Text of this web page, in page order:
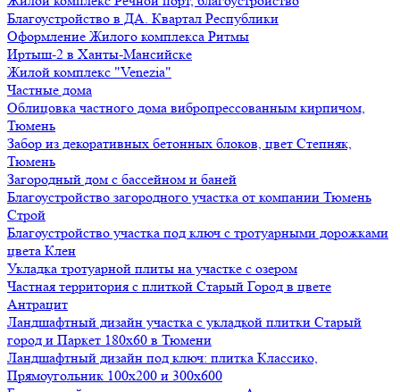
Благоустройство в ДА. Квартал Республики
Оформление Жилого комплекса Ритмы
Иртыш-2 в Ханты-Мансийске
Жилой комплекс "Venezia"
Частные дома
Облицовка частного дома вибропрессованным кирпичом,
Тюмень
Забор из декоративных бетонных блоков, цвет Степняк,
Тюмень
Загородный дом с бассейном и баней
Благоустройство загородного участка от компании Тюмень
Строй
Благоустройство участка под ключ с тротуарными дорожками
цвета Клен
Укладка тротуарной плиты на участке с озером
Частная территория с плиткой Старый Город в цвете
Антрацит
Ландшафтный дизайн участка с укладкой плитки Старый
город и Паркет 180х60 в Тюмени
Ландшафтный дизайн под ключ: плитка Классико,
Прямоугольник 100х200 и 300х600